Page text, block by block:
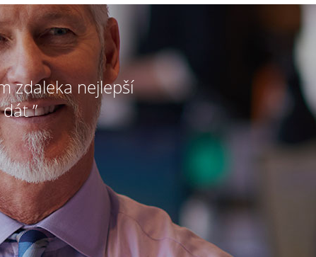
zdaleka nejlepší
”